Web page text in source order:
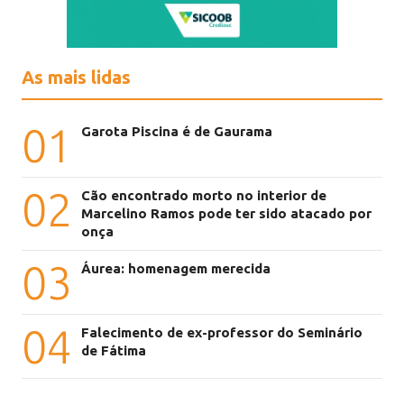
As mais lidas
01 Garota Piscina é de Gaurama
02
Cão encontrado morto no interior de
Marcelino Ramos pode ter sido atacado por
onça
03 Áurea: homenagem merecida
04
Falecimento de ex-professor do Seminário
de Fátima